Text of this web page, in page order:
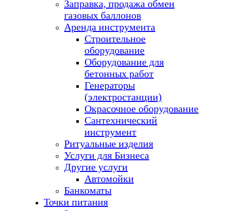
Заправка, продажа обмен
газовых баллонов
Аренда инструмента
Строительное
оборудование
Оборудование для
бетонных работ
Генераторы
(электростанции)
Окрасочное оборудование
Сантехнический
инструмент
Ритуальные изделия
Услуги для Бизнеса
Другие услуги
Автомойки
Банкоматы
Точки питания